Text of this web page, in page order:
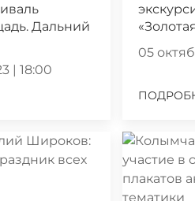
Дальний
| 18:00
05